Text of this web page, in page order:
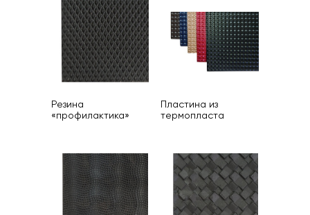
Резина
«профилактика»
Пластина из
термопласта